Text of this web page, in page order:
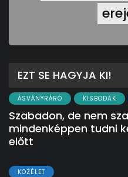
EZT SE HAGYJA KI!
ÁSVÁNYRÁRÓ KISBODAK
Szabadon, de nem
mindenképpen tudni
előtt
KÖZÉLET